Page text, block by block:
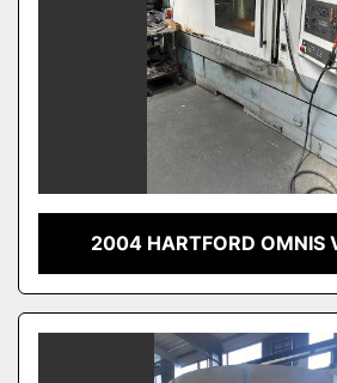
2004 HARTFORD OMNIS